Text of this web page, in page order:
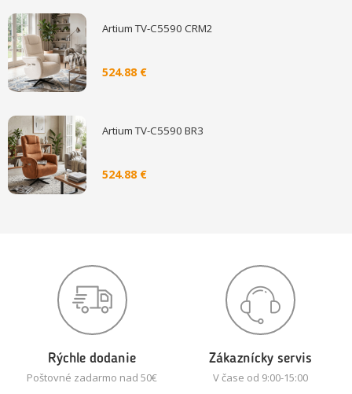
Artium TV-C5590 CRM2
524.88 €
Artium TV-C5590 BR3
524.88 €
Rýchle dodanie
Poštovné zadarmo nad 50€
Zákaznícky servis
V čase od 9:00-15:00